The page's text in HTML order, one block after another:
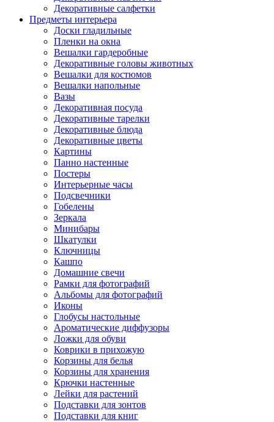
Декоративные салфетки
Предметы интерьера
Доски гладильные
Пленки на окна
Вешалки гардеробные
Декоративные головы животных
Вешалки для костюмов
Вешалки напольные
Вазы
Декоративная посуда
Декоративные тарелки
Декоративные блюда
Декоративные цветы
Картины
Панно настенные
Постеры
Интерьерные часы
Подсвечники
Гобелены
Зеркала
Минибары
Шкатулки
Ключницы
Кашпо
Домашние свечи
Рамки для фотографий
Альбомы для фотографий
Иконы
Глобусы настольные
Ароматические диффузоры
Ложки для обуви
Коврики в прихожую
Корзины для белья
Корзины для хранения
Крючки настенные
Лейки для растений
Подставки для зонтов
Подставки для книг